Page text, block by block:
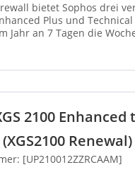
bietet Sophos drei
Plus und
Jahr an 7 Tagen die
2100
Renewal)
[UP210012ZZRCAAM]